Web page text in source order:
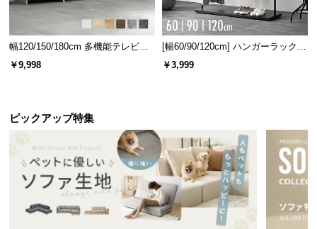
幅120/150/180cm 多機能テレビボ
ード 木目/石目調 オープン収納・
￥9,998
[幅60/90/120cm] ハンガーラック
スチール 4段階高さ調節 サイドフ
￥3,999
ピックアップ特集